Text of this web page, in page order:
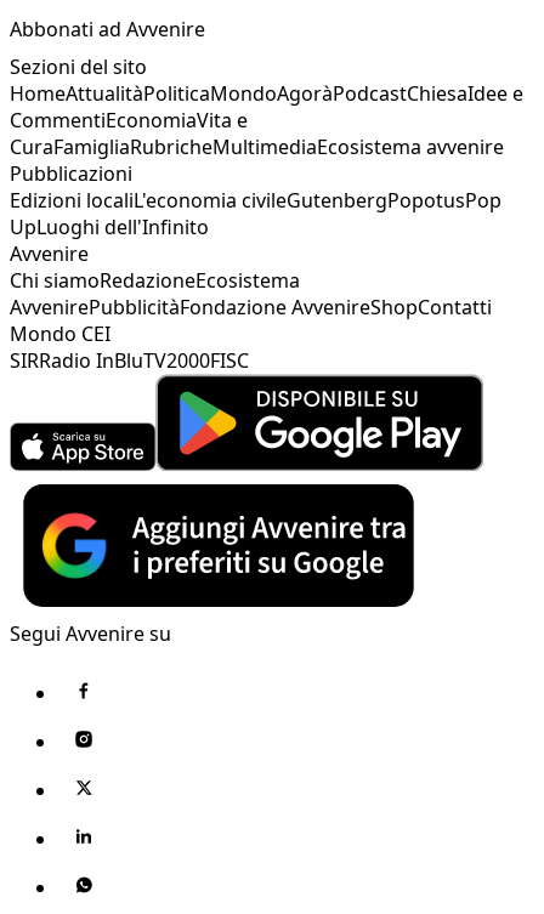
Abbonati ad Avvenire
Sezioni del sito
HomeAttualitàPoliticaMondoAgoràPodcastChiesaIdee e
CommentiEconomiaVita e
CuraFamigliaRubricheMultimediaEcosistema avvenire
Pubblicazioni
Edizioni localiL'economia civileGutenbergPopotusPop
UpLuoghi dell'Infinito
Avvenire
Chi siamoRedazioneEcosistema
AvvenirePubblicitàFondazione AvvenireShopContatti
Mondo CEI
SIRRadio InBluTV2000FISC
Segui Avvenire su